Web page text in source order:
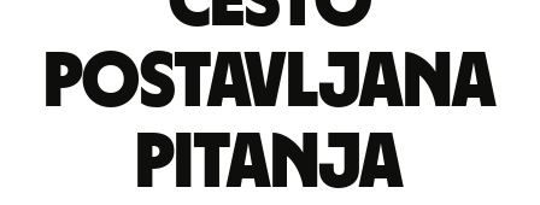
postavljana
pitanja